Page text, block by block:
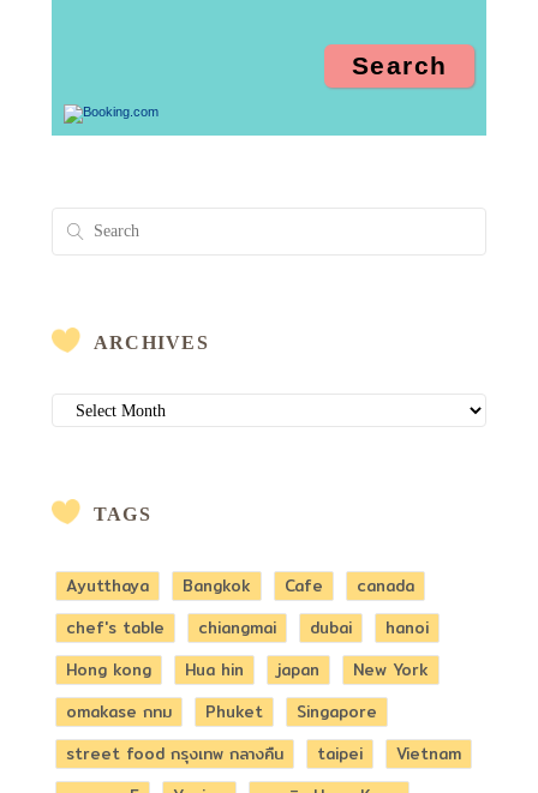
ARCHIVES
ARCHIVES
TAGS
Ayutthaya Bangkok Cafe
canada
chef's table
chiangmai dubai
hanoi
Hong kong
Hua hin japan
New York
omakase กทม
Phuket
Singapore
street food กรุงเทพ กลางคืน
taipei
Vietnam